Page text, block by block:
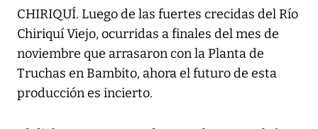
CHIRIQUÍ. Luego de las fuertes crecidas del Río
Chiriquí Viejo, ocurridas a finales del mes de
noviembre que arrasaron con la Planta de
Truchas en Bambito, ahora el futuro de esta
producción es incierto.